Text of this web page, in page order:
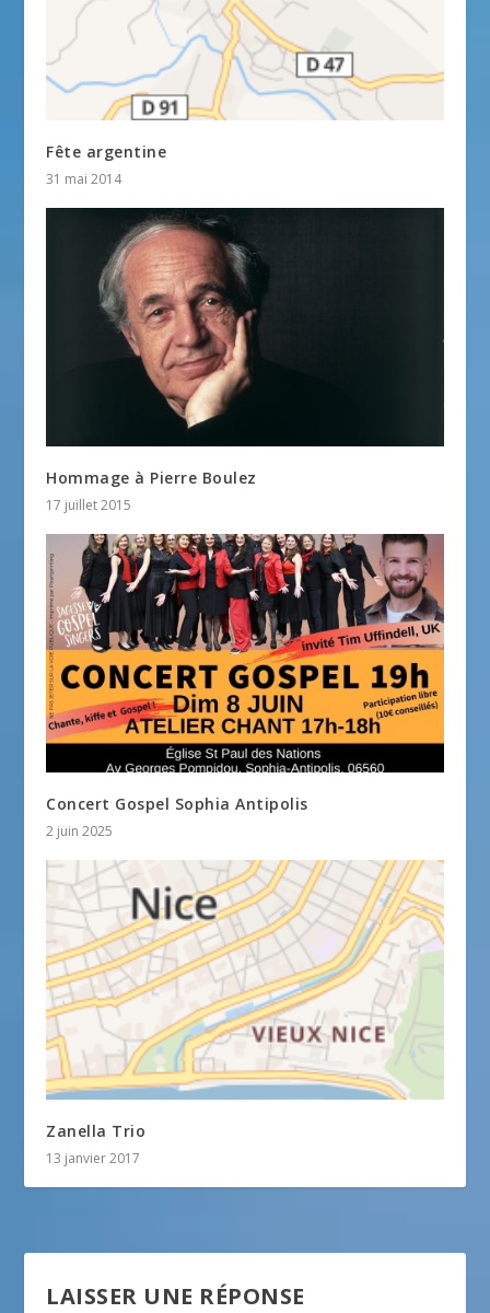
Fête argentine
31 mai 2014
Hommage à Pierre Boulez
17 juillet 2015
Concert Gospel Sophia Antipolis
2 juin 2025
Zanella Trio
13 janvier 2017
LAISSER UNE RÉPONSE